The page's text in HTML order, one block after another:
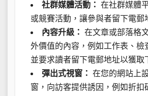
社群媒體活動： 在社群媒體
或競賽活動，讓參與者留下電郵
內容升級： 在文章或部落格
外價值的內容，例如工作表、檢
並要求讀者留下電郵地址以獲取
彈出式視窗： 在您的網站上
窗，向訪客提供誘因，例如折扣